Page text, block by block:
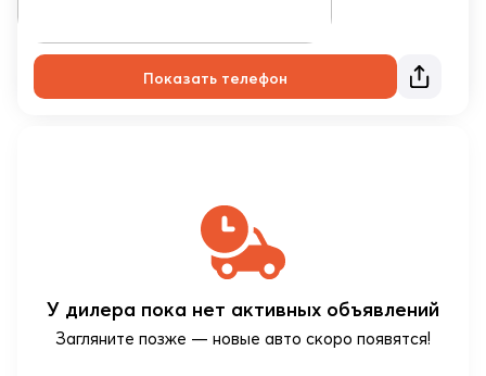
Показать телефон
У дилера пока нет активных объявлений
Загляните позже — новые авто скоро появятся!